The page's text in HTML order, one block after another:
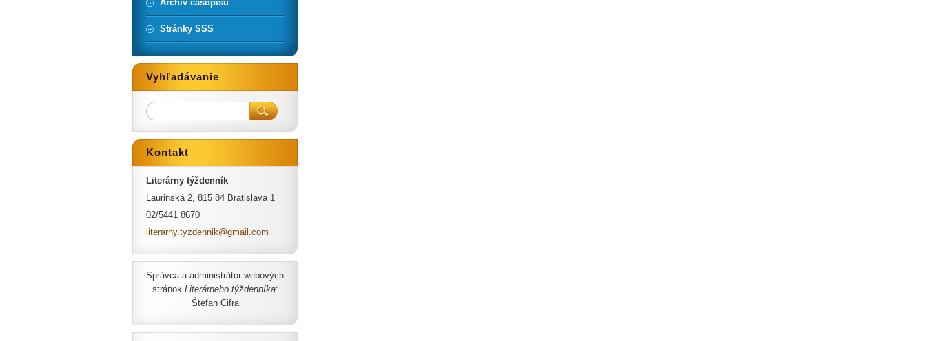
Archív časopisu
Stránky SSS
Vyhľadávanie
Kontakt
Literárny týždenník
Laurinská 2, 815 84 Bratislava 1
02/5441 8670
literarny.tyzdennik@gmai l.com
Správca a administrátor webových
stránok Literárneho týždenníka:
Štefan Cifra